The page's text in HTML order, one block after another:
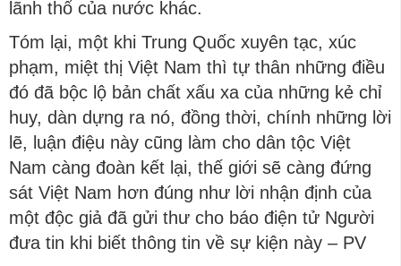
lãnh thổ của nước khác.
Tóm lại, một khi Trung Quốc xuyên tạc, xúc
phạm, miệt thị Việt Nam thì tự thân những điều
đó đã bộc lộ bản chất xấu xa của những kẻ chỉ
huy, dàn dựng ra nó, đồng thời, chính những lời
lẽ, luận điệu này cũng làm cho dân tộc Việt
Nam càng đoàn kết lại, thế giới sẽ càng đứng
sát Việt Nam hơn đúng như lời nhận định của
một độc giả đã gửi thư cho báo điện tử Người
đưa tin khi biết thông tin về sự kiện này – PV